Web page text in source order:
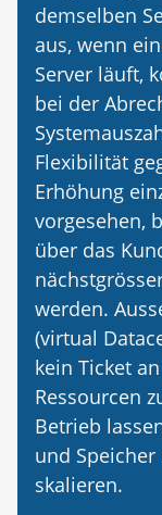
demselben
aus, wenn
Server läuft,
bei der
Flexibilität
Erhöhung
vorgesehen,
über das
werden.
(virtual
kein Ticket
Ressourcen
Betrieb
und
skalieren.